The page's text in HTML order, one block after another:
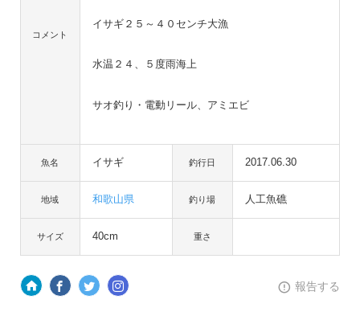
コメント
イサギ２５～４０センチ大漁
水温２４、５度雨海上
サオ釣り・電動リール、アミエビ
魚名 イサギ 釣行日 2017.06.30
地域 和歌山県 釣り場 人工魚礁
サイズ 40cm 重さ
報告する